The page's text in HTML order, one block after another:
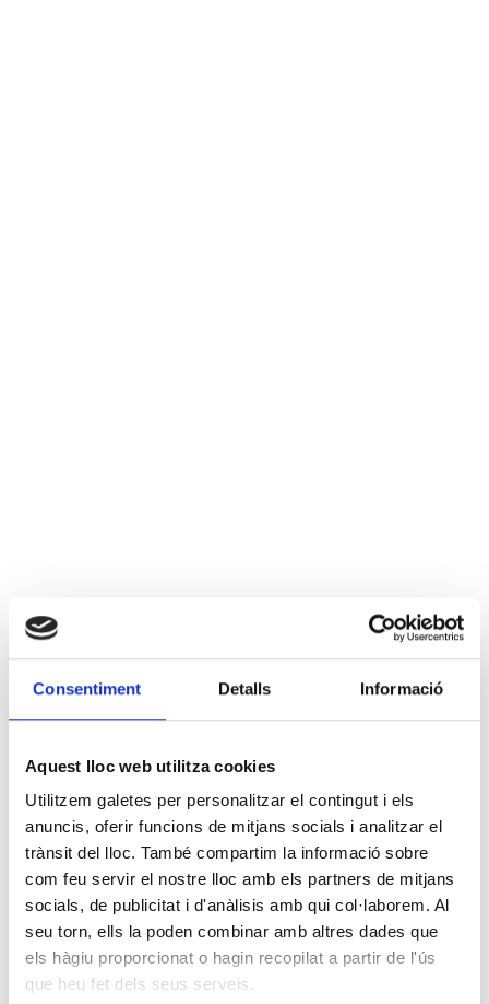
Consentiment Detalls Informació
Aquest lloc web utilitza cookies
Utilitzem galetes per personalitzar el contingut i els
anuncis, oferir funcions de mitjans socials i analitzar el
trànsit del lloc. També compartim la informació sobre
com feu servir el nostre lloc amb els partners de mitjans
socials, de publicitat i d'anàlisis amb qui col·laborem. Al
seu torn, ells la poden combinar amb altres dades que
els hàgiu proporcionat o hagin recopilat a partir de l'ús
que heu fet dels seus serveis.